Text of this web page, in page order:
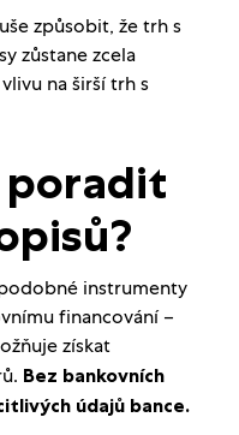
způsobit, že trh s
zůstane zcela
na širší trh s
poradit
instrumenty
financování –
získat
Bez bankovních
údajů bance.